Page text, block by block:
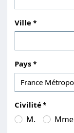
Ville
Pays
Civilité
M. Mme